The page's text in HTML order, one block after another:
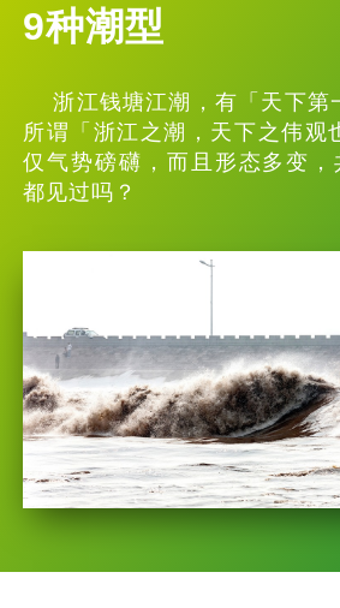
9种潮型
浙江钱塘江潮，有「天下第
所谓「浙江之潮，天下之伟观
仅气势磅礴，而且形态多变
都见过吗？